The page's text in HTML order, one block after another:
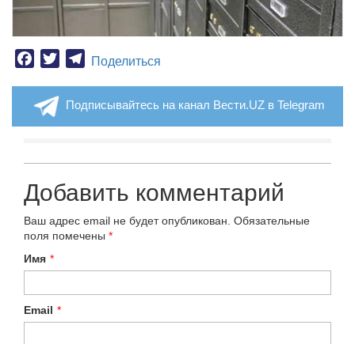
Facebook
TwitterTelegram
Поделиться
Подписывайтесь на канал Вести.UZ в Telegram
Добавить комментарий
Ваш адрес email не будет опубликован. Обязательные
поля помечены *
Имя *
Email *